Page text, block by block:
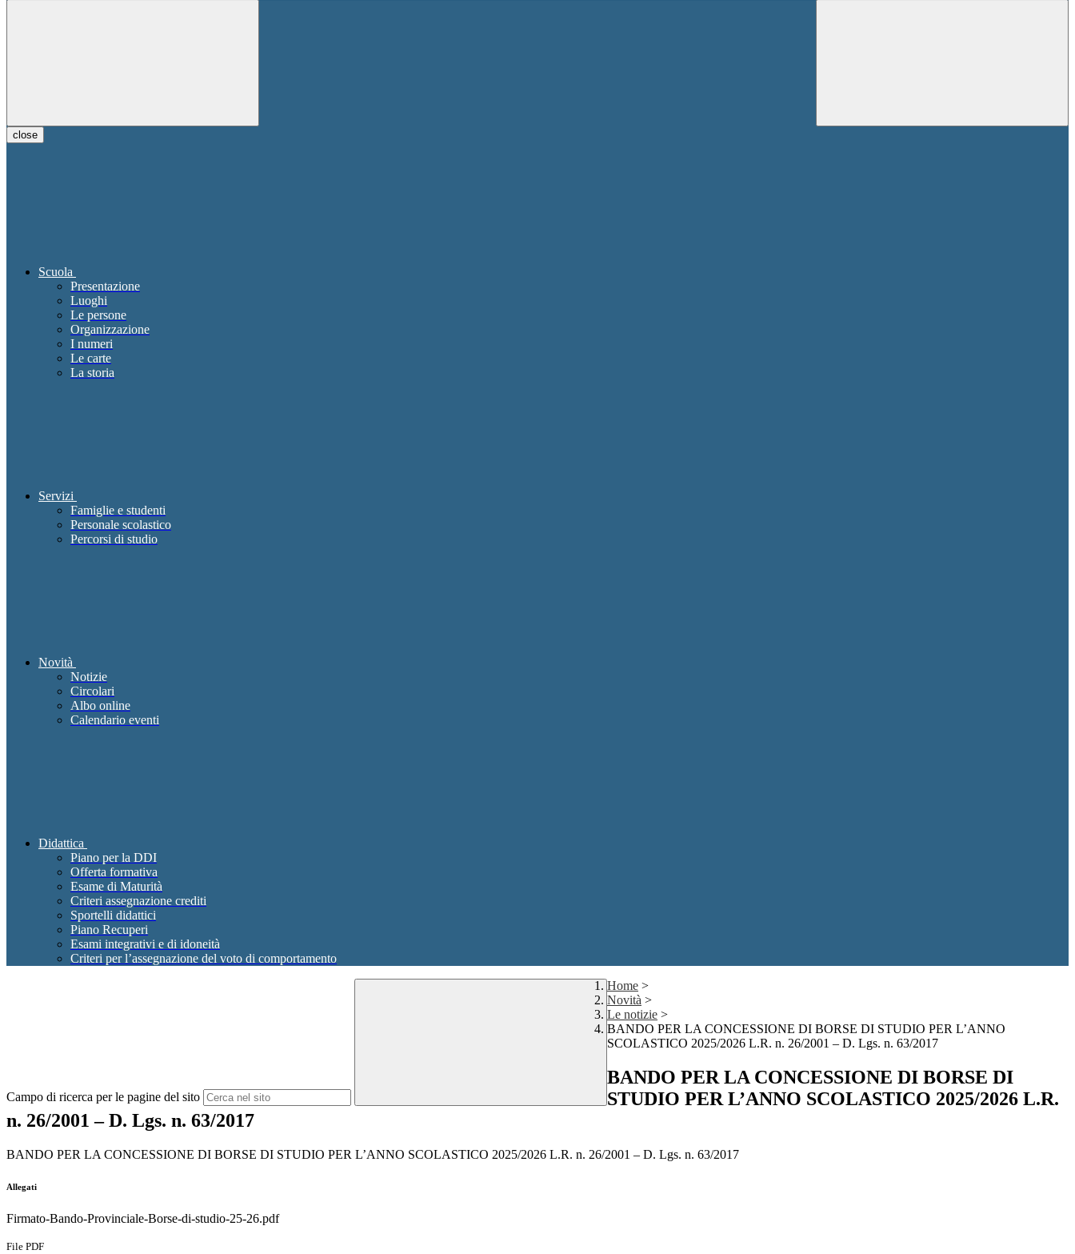
close
Scuola
Presentazione
Luoghi
Le persone
Organizzazione
I numeri
Le carte
La storia
Servizi
Famiglie e studenti
Personale scolastico
Percorsi di studio
Novità
Notizie
Circolari
Albo online
Calendario eventi
Didattica
Piano per la DDI
Offerta formativa
Esame di Maturità
Criteri assegnazione crediti
Sportelli didattici
Piano Recuperi
Esami integrativi e di idoneità
Criteri per l’assegnazione del voto di comportamento
Campo di ricerca per le pagine del sito
Home >
Novità >
Le notizie >
BANDO PER LA CONCESSIONE DI BORSE DI STUDIO PER L’ANNO
SCOLASTICO 2025/2026 L.R. n. 26/2001 – D. Lgs. n. 63/2017
BANDO PER LA CONCESSIONE DI BORSE DI
STUDIO PER L’ANNO SCOLASTICO 2025/2026 L.R.
n. 26/2001 – D. Lgs. n. 63/2017
BANDO PER LA CONCESSIONE DI BORSE DI STUDIO PER L’ANNO SCOLASTICO 2025/2026 L.R. n. 26/2001 – D. Lgs. n. 63/2017
Allegati
Firmato-Bando-Provinciale-Borse-di-studio-25-26.pdf
File PDF